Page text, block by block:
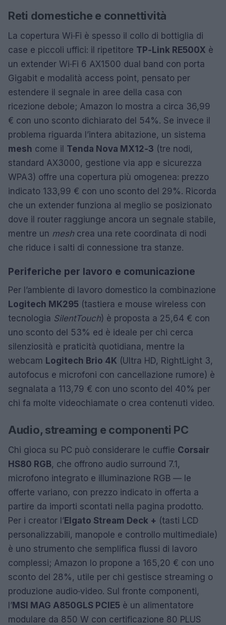
Reti domestiche e connettività
La copertura Wi‑Fi è spesso il collo di bottiglia di
case e piccoli uffici: il ripetitore TP‑Link RE500X è
un extender Wi‑Fi 6 AX1500 dual band con porta
Gigabit e modalità access point, pensato per
estendere il segnale in aree della casa con
ricezione debole; Amazon lo mostra a circa 36,99
€ con uno sconto dichiarato del 54%. Se invece il
problema riguarda l’intera abitazione, un sistema
mesh come il Tenda Nova MX12‑3 (tre nodi,
standard AX3000, gestione via app e sicurezza
WPA3) offre una copertura più omogenea: prezzo
indicato 133,99 € con uno sconto del 29%. Ricorda
che un extender funziona al meglio se posizionato
dove il router raggiunge ancora un segnale stabile,
mentre un mesh crea una rete coordinata di nodi
che riduce i salti di connessione tra stanze.
Periferiche per lavoro e comunicazione
Per l’ambiente di lavoro domestico la combinazione
Logitech MK295 (tastiera e mouse wireless con
tecnologia SilentTouch) è proposta a 25,64 € con
uno sconto del 53% ed è ideale per chi cerca
silenziosità e praticità quotidiana, mentre la
webcam Logitech Brio 4K (Ultra HD, RightLight 3,
autofocus e microfoni con cancellazione rumore) è
segnalata a 113,79 € con uno sconto del 40% per
chi fa molte videochiamate o crea contenuti video.
Audio, streaming e componenti PC
Chi gioca su PC può considerare le cuffie Corsair
HS80 RGB, che offrono audio surround 7.1,
microfono integrato e illuminazione RGB — le
offerte variano, con prezzo indicato in offerta a
partire da importi scontati nella pagina prodotto.
Per i creator l’Elgato Stream Deck + (tasti LCD
personalizzabili, manopole e controllo multimediale)
è uno strumento che semplifica flussi di lavoro
complessi; Amazon lo propone a 165,20 € con uno
sconto del 28%, utile per chi gestisce streaming o
produzione audio‑video. Sul fronte componenti,
l’MSI MAG A850GLS PCIE5 è un alimentatore
modulare da 850 W con certificazione 80 PLUS